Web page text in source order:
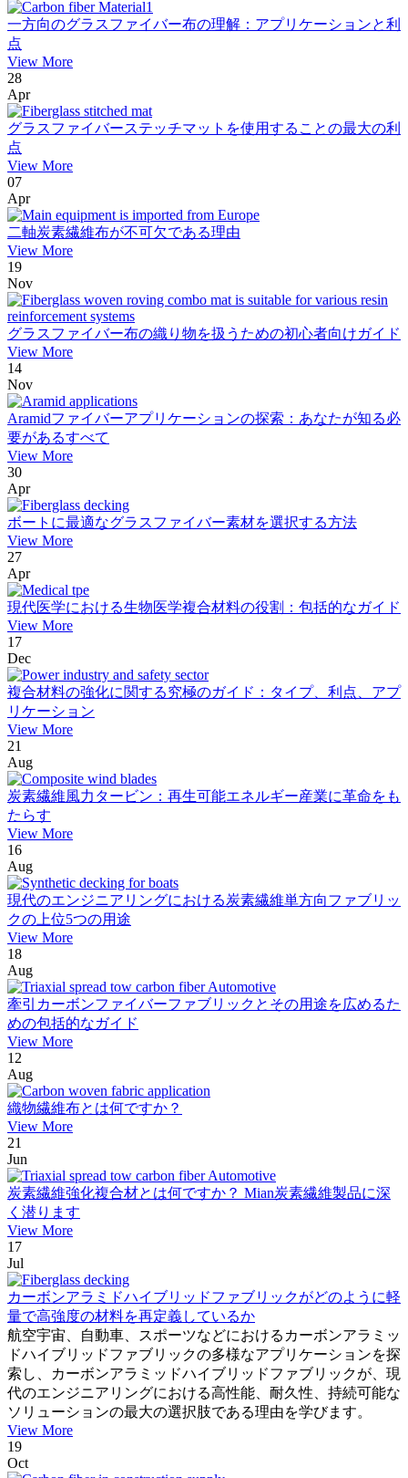
一方向のグラスファイバー布の理解：アプリケーションと利
点
View More
28
Apr
グラスファイバーステッチマットを使用することの最大の利
点
View More
07
Apr
二軸炭素繊維布が不可欠である理由
View More
19
Nov
グラスファイバー布の織り物を扱うための初心者向けガイド
View More
14
Nov
Aramidファイバーアプリケーションの探索：あなたが知る必
要があるすべて
View More
30
Apr
ボートに最適なグラスファイバー素材を選択する方法
View More
27
Apr
現代医学における生物医学複合材料の役割：包括的なガイド
View More
17
Dec
複合材料の強化に関する究極のガイド：タイプ、利点、アプ
リケーション
View More
21
Aug
炭素繊維風力タービン：再生可能エネルギー産業に革命をも
たらす
View More
16
Aug
現代のエンジニアリングにおける炭素繊維単方向ファブリッ
クの上位5つの用途
View More
18
Aug
牽引カーボンファイバーファブリックとその用途を広めるた
めの包括的なガイド
View More
12
Aug
織物繊維布とは何ですか？
View More
21
Jun
炭素繊維強化複合材とは何ですか？ Mian炭素繊維製品に深
く潜ります
View More
17
Jul
カーボンアラミドハイブリッドファブリックがどのように軽
量で高強度の材料を再定義しているか
航空宇宙、自動車、スポーツなどにおけるカーボンアラミッ
ドハイブリッドファブリックの多様なアプリケーションを探
索し、カーボンアラミッドハイブリッドファブリックが、現
代のエンジニアリングにおける高性能、耐久性、持続可能な
ソリューションの最大の選択肢である理由を学びます。
View More
19
Oct